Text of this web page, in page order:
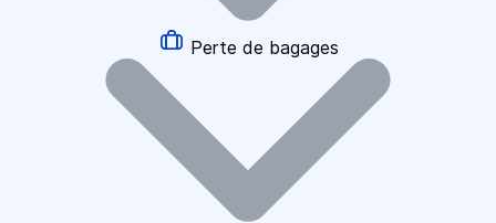
Perte de bagages